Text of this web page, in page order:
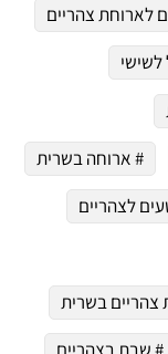
לארוחת צהריים
לשישי
# ארוחה בשרית
לצהריים
צהריים בשרית